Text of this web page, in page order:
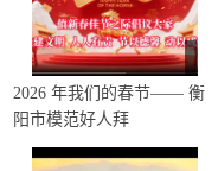
2026 年我们的春节—— 衡
阳市模范好人拜